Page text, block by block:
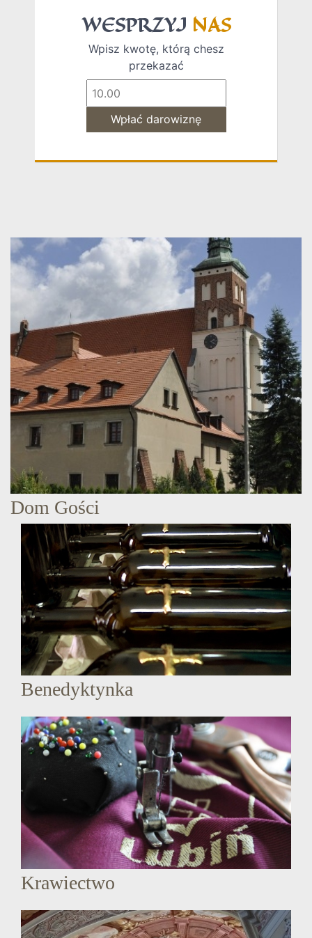
WESPRZYJ NAS
Wpisz kwotę, którą chesz
przekazać
Dom Gości
Benedyktynka
Krawiectwo